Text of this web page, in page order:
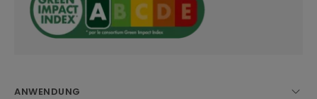
Jojobaöl. Repariert die Hautbarriere.
* Geeignet ab 2 Jahren
ANWENDUNG